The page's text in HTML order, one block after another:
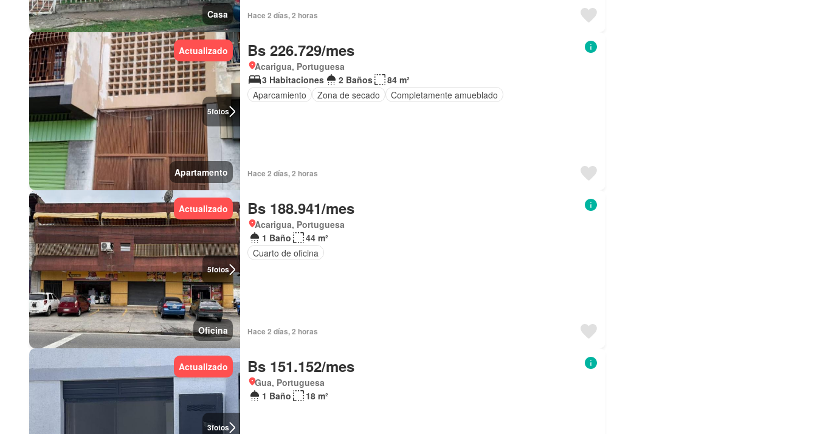
Casa Hace 2 días, 2 horas
5fotos
Actualizado
Apartamento
Bs 226.729/mes
Acarigua, Portuguesa
3 Habitaciones
2 Baños
84 m²
Aparcamiento
Zona de secado Completamente amueblado
Hace 2 días, 2 horas
5fotos
Actualizado
Oficina
Bs 188.941/mes
Acarigua, Portuguesa
1 Baño
44 m²
Cuarto de oficina
Hace 2 días, 2 horas
3fotos
Actualizado Bs 151.152/mes
Gua, Portuguesa
1 Baño
18 m²